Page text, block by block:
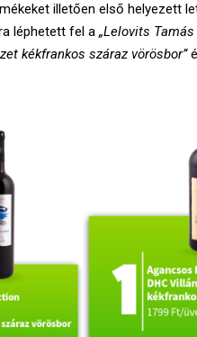
illetően első helyezett
léphetett fel a „Lelovits
kékfrankos száraz vörösbor”